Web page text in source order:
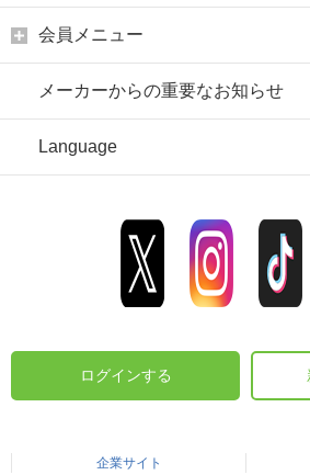
会員メニュー
メーカーからの重要なお知らせ
Language
ログインする
企業サイト